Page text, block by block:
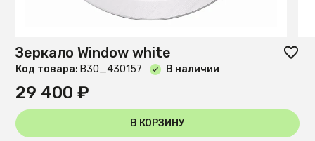
Зеркало Window white
Код товара: B30_430157 В наличии
29 400 ₽
В КОРЗИНУ